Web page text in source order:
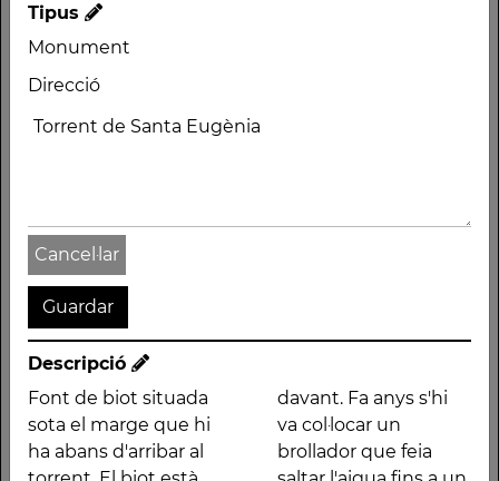
Tipus
Monument
Direcció
Cancel·lar
Descripció
Font de biot situada
sota el marge que hi
ha abans d'arribar al
davant. Fa anys s'hi
va col·locar un
brollador que feia
Autor
Període
Tipus
Monument
Direcció
Torrent de Santa
Eugènia